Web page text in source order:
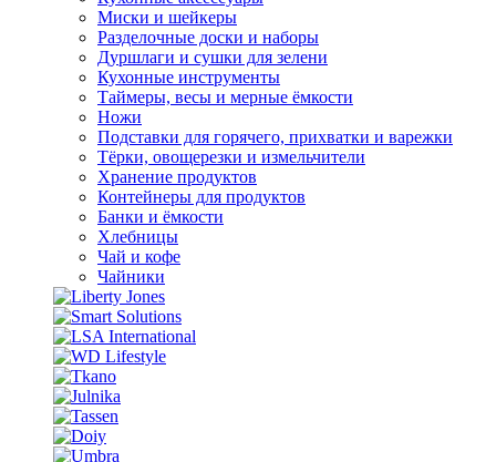
Миски и шейкеры
Разделочные доски и наборы
Дуршлаги и сушки для зелени
Кухонные инструменты
Таймеры, весы и мерные ёмкости
Ножи
Подставки для горячего, прихватки и варежки
Тёрки, овощерезки и измельчители
Хранение продуктов
Контейнеры для продуктов
Банки и ёмкости
Хлебницы
Чай и кофе
Чайники